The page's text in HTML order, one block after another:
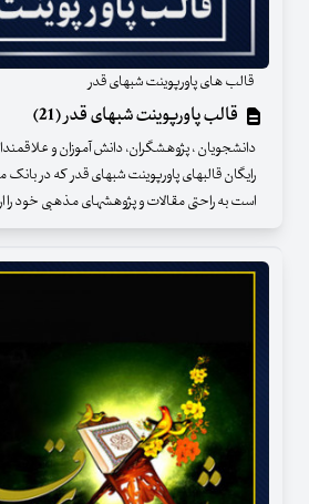
قالب های پاورپوینت شبهای قدر
قالب پاورپوینت شبهای قدر (21)
دانشجویان ، پژوهشگران، دانش آموزان و
رایگان قالبهای پاورپوینت شبهای قدر که در بانک
است به راحتی مقالات و پژوهشهای مذهبی خود را